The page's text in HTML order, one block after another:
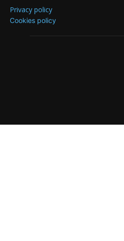
Privacy policy
Cookies policy